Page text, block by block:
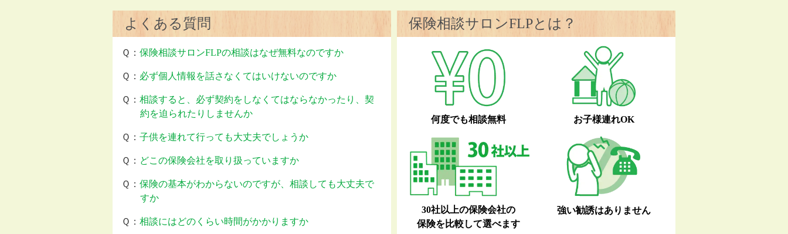
よくある質問
Ｑ： 保険相談サロンFLPの相談はなぜ無料なのですか
Ｑ： 必ず個人情報を話さなくてはいけないのですか
Ｑ： 相談すると、必ず契約をしなくてはならなかったり、契
約を迫られたりしませんか
Ｑ： 子供を連れて行っても大丈夫でしょうか
Ｑ： どこの保険会社を取り扱っていますか
Ｑ： 保険の基本がわからないのですが、相談しても大丈夫で
すか
Ｑ： 相談にはどのくらい時間がかかりますか
保険相談サロンFLPとは？
何度でも相談無料 お子様連れOK
30社以上の保険会社の
保険を比較して選べます
強い勧誘はありません